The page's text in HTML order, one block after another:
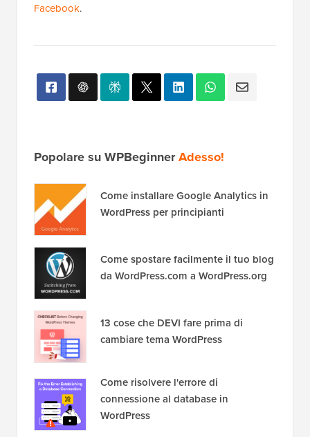
Facebook.
Popolare su WPBeginnerAdesso!
Come installare Google Analytics in
WordPress per principianti
Come spostare facilmente il tuo blog
da WordPress.com a WordPress.org
13 cose che DEVI fare prima di
cambiare tema WordPress
Come risolvere l'errore di
connessione al database in
WordPress